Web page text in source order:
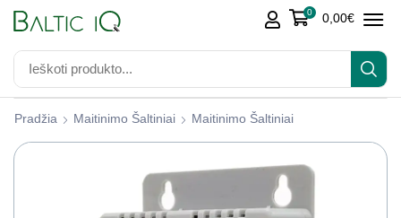
0 0,00€
Pradžia Maitinimo Šaltiniai Maitinimo Šaltiniai